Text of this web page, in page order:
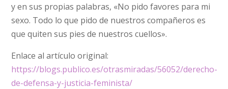
y en sus propias palabras, «No pido favores para mi
sexo. Todo lo que pido de nuestros compañeros es
que quiten sus pies de nuestros cuellos».
Enlace al artículo original:
https://blogs.publico.es/otrasmiradas/56052/derecho-
de-defensa-y-justicia-feminista/